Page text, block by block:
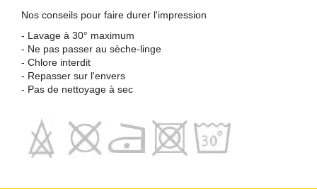
Nos conseils pour faire durer l'impression
- Lavage à 30° maximum
- Ne pas passer au sèche-linge
- Chlore interdit
- Repasser sur l'envers
- Pas de nettoyage à sec